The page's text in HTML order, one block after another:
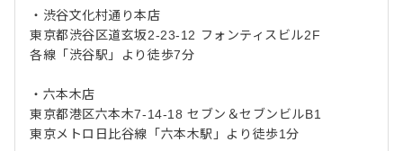
・渋谷文化村通り本店
東京都渋谷区道玄坂2-23-12 フォンティスビル2F
各線「渋谷駅」より徒歩7分
・六本木店
東京都港区六本木7-14-18 セブン＆セブンビルB1
東京メトロ日比谷線「六本木駅」より徒歩1分